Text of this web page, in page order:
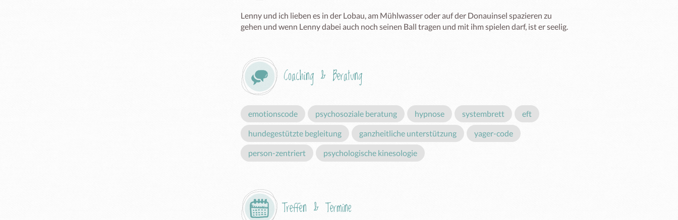
Lenny und ich lieben es in der Lobau, am Mühlwasser oder auf der Donauinsel spazieren zu
gehen und wenn Lenny dabei auch noch seinen Ball tragen und mit ihm spielen darf, ist er seelig.
Coaching & Beratung
emotionscode psychosoziale beratung hypnose systembrett eft
hundegestützte begleitung ganzheitliche unterstützung yager-code
person-zentriert psychologische kinesologie
Treffen & Termine